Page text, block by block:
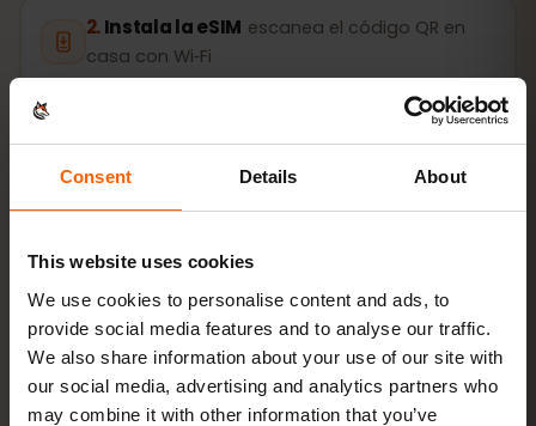
Consent Details About
This website uses cookies
We use cookies to personalise content and ads, to
provide social media features and to analyse our traffic.
We also share information about your use of our site with
our social media, advertising and analytics partners who
may combine it with other information that you’ve
Instala la eSIM escanea el código QR en
casa con Wi‑Fi
Jamaica
Datos móviles → Añadir eSIM
Internet → SIM. La validez de tu plan empieza con el
primer uso, no al comprarlo.
¿Tu dispositivo admite eSIM? Comprueba la
compatibilidad